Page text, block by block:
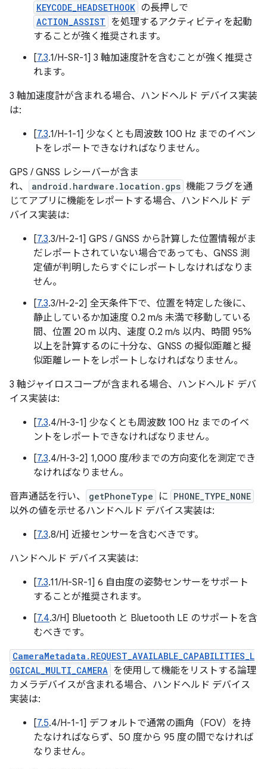
KEYCODE_HEADSETHOOK の長押しで
ACTION_ASSIST を処理するアクティビティを起動
することが強く推奨されます。
[7.3.1/H-SR-1] 3 軸加速度計を含むことが強く推奨さ
れます。
3 軸加速度計が含まれる場合、ハンドヘルド デバイス実装
は:
[7.3.1/H-1-1] 少なくとも周波数 100 Hz までのイベン
トをレポートできなければなりません。
GPS / GNSS レシーバーが含ま
れ、
android.hardware.location.gps 機能フラグを通
じてアプリに機能をレポートする場合、ハンドヘルド デ
バイス実装は:
[7.3.3/H-2-1] GPS / GNSS から計算した位置情報がま
だレポートされていない場合であっても、GNSS 測
定値が判明したらすぐにレポートしなければなりま
せん。
[7.3.3/H-2-2] 全天条件下で、位置を特定した後に、
静止しているか加速度 0.2 m/s 未満で移動している
間、位置 20 m 以内、速度 0.2 m/s 以内、時間 95%
以上を計算するのに十分な、GNSS の擬似距離と擬
似距離レートをレポートしなければなりません。
3 軸ジャイロスコープが含まれる場合、ハンドヘルド デバ
イス実装は:
[7.3.4/H-3-1] 少なくとも周波数 100 Hz までのイベ
ントをレポートできなければなりません。
[7.3.4/H-3-2] 1,000 度/秒までの方向変化を測定でき
なければなりません。
音声通話を行い、
getPhoneType に PHONE_TYPE_NONE
以外の値を示せるハンドヘルド デバイス実装は:
[7.3.8/H] 近接センサーを含むべきです。
ハンドヘルド デバイス実装は:
[7.3.11/H-SR-1] 6 自由度の姿勢センサーをサポート
することが推奨されます。
[7.4.3/H] Bluetooth と Bluetooth LE のサポートを含
むべきです。
CameraMetadata.REQUEST_AVAILABLE_CAPABILITIES_L
OGICAL_MULTI_CAMERA を使用して機能をリストする論理
カメラデバイスが含まれる場合、ハンドヘルド デバイス
実装は:
[7.5.4/H-1-1] デフォルトで通常の画角（FOV）を持
たなければならず、50 度から 95 度の間でなければ
なりません。